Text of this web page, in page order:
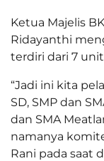
Ketua Majelis
Ridayanthi
terdiri dari 7 unit
“Jadi ini kita
SD, SMP dan
dan SMA
namanya
Rani pada saat